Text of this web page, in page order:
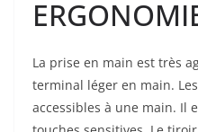
La prise en main est très
terminal léger en main.
accessibles à une main. Il